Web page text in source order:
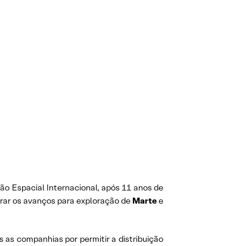
Espacial Internacional, após 11 anos de
os avanços para exploração de Martee
as companhias por permitir a distribuição